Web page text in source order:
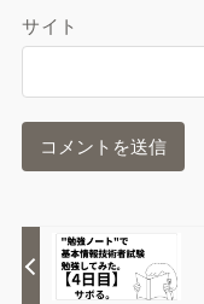
サイト